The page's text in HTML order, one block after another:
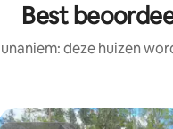
Best
deze huizen